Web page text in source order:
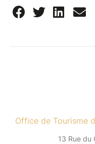
Office de Tourisme
13 Rue du